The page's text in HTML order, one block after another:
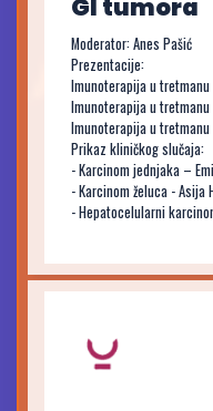
GI tumora
Moderator: Anes Pašić
Prezentacije:
Imunoterapija u
Imunoterapija u
Imunoterapija u tretmanu
Prikaz kliničkog slučaja:
- Karcinom jednjaka –
- Karcinom želuca - Asija
- Hepatocelularni